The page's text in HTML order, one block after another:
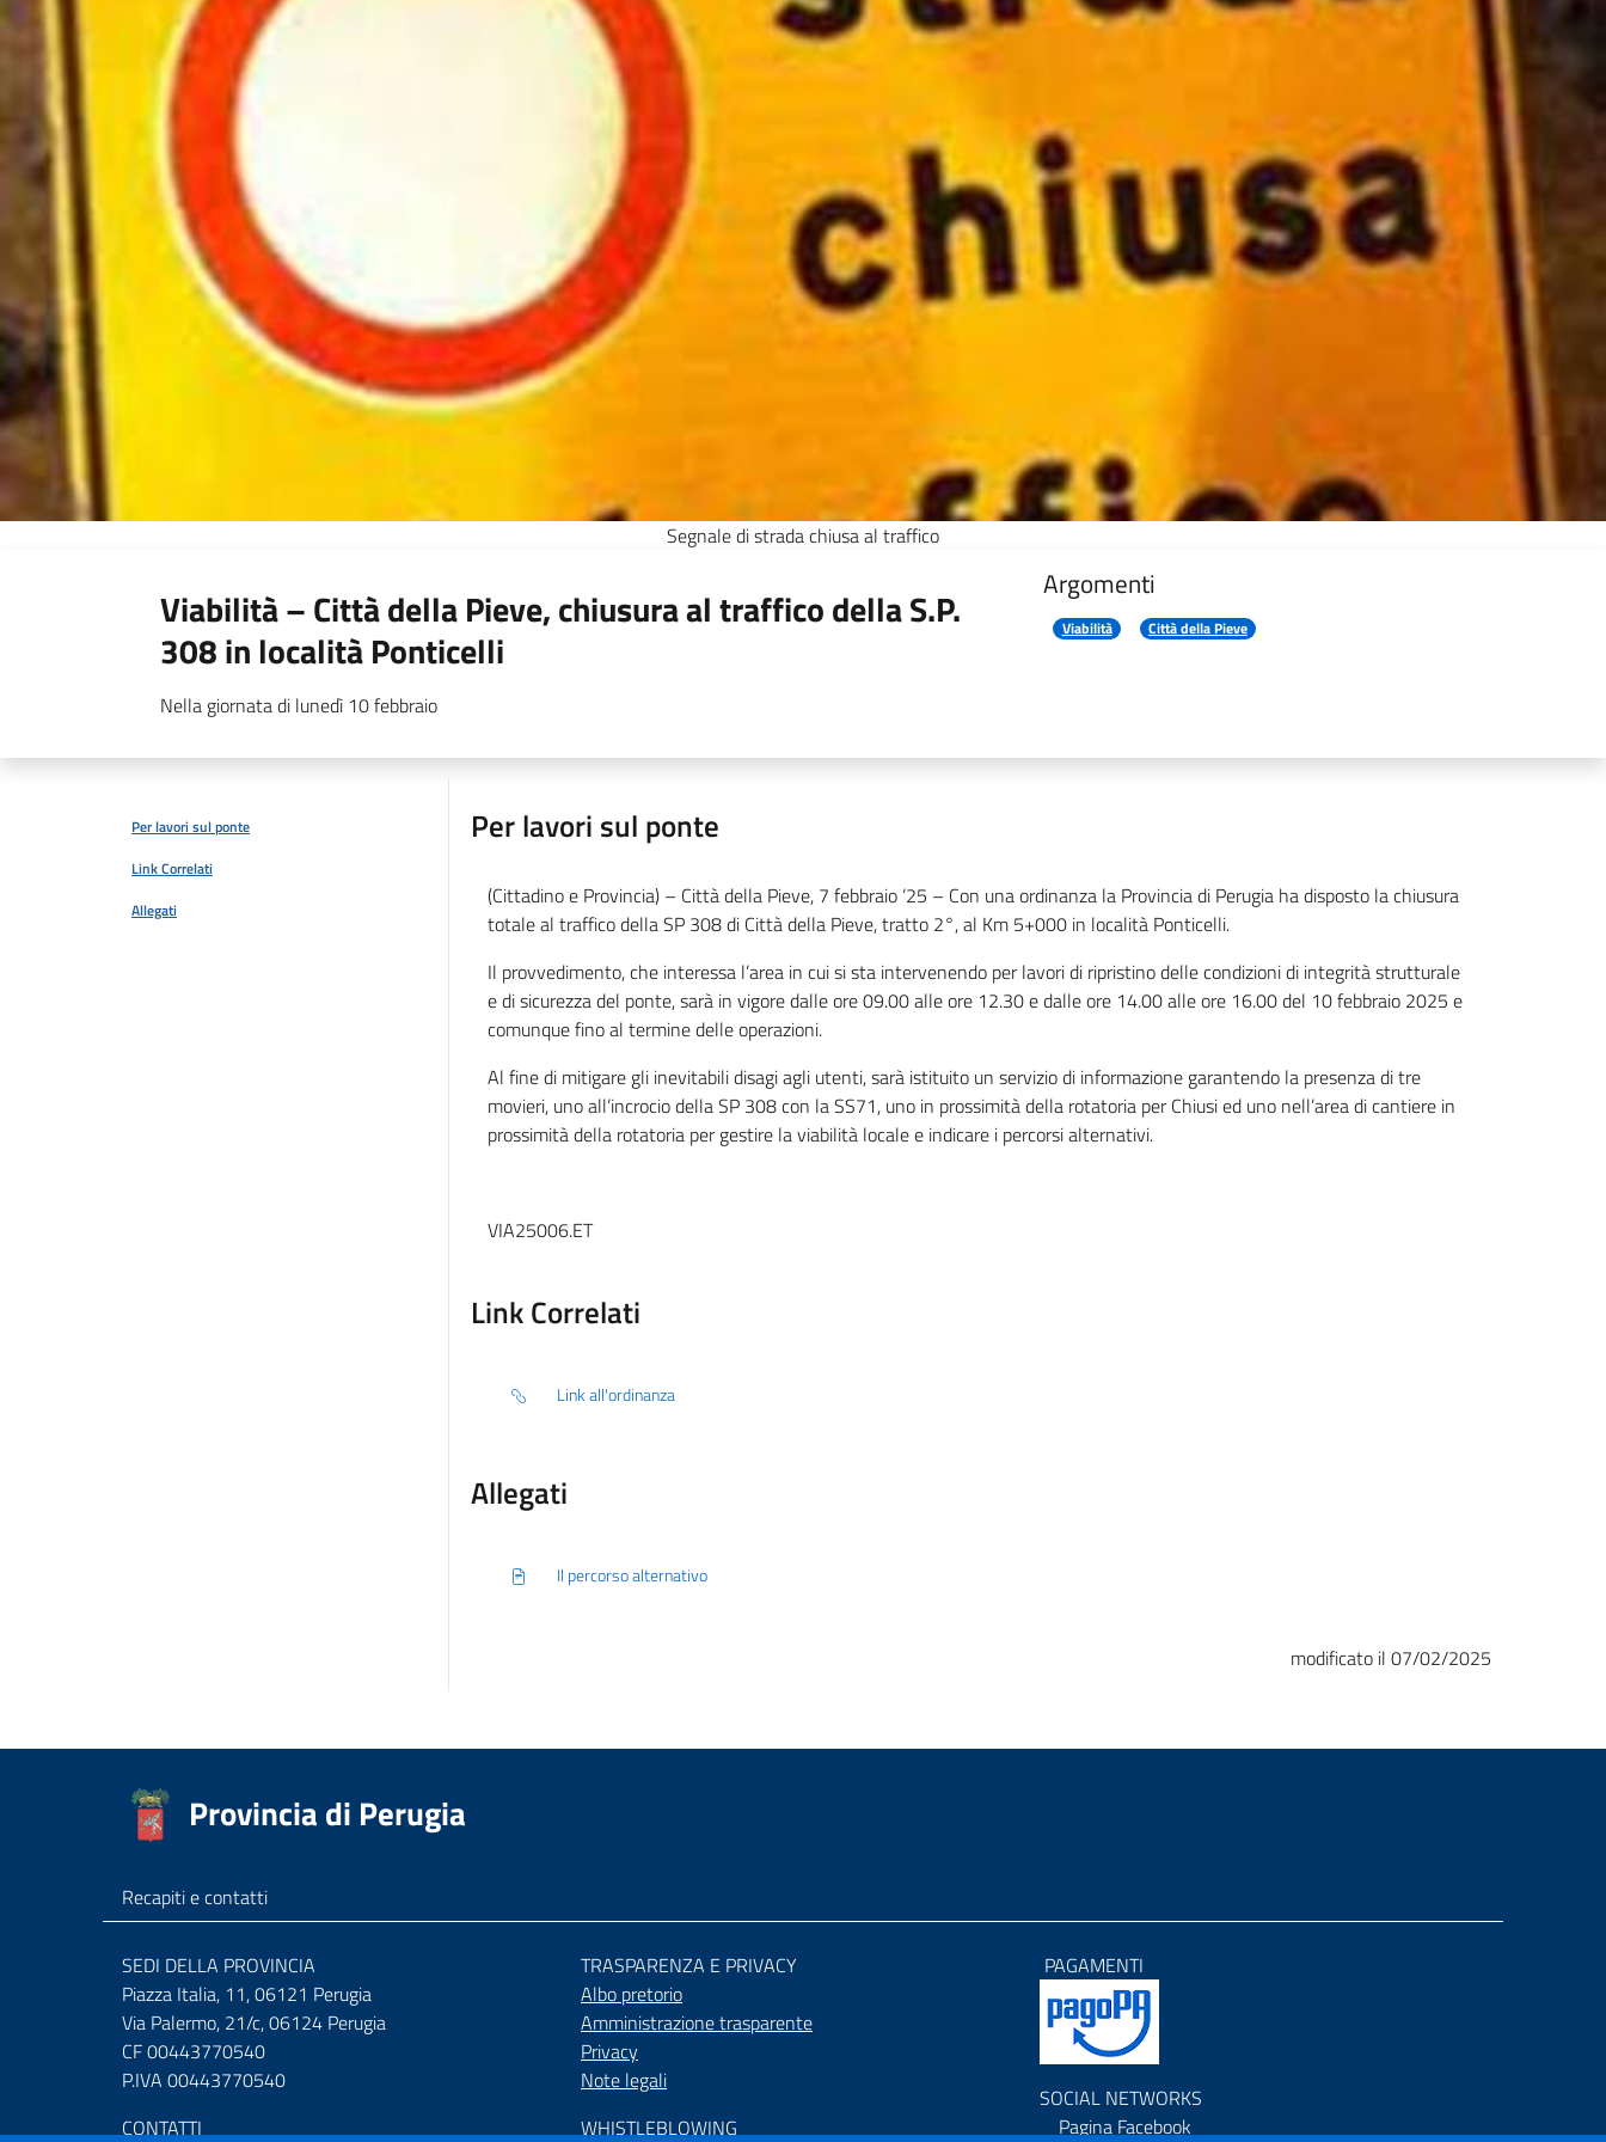
Segnale di strada chiusa al traffico
Viabilità – Città della Pieve, chiusura al traffico della S.P.
308 in località Ponticelli
Nella giornata di lunedì 10 febbraio
Argomenti
Viabilità Città della Pieve
Per lavori sul ponte
Link Correlati
Allegati
Per lavori sul ponte
(Cittadino e Provincia) – Città della Pieve, 7 febbraio ‘25 – Con una ordinanza la Provincia di Perugia ha disposto la chiusura
totale al traffico della SP 308 di Città della Pieve, tratto 2°, al Km 5+000 in località Ponticelli.
Il provvedimento, che interessa l’area in cui si sta intervenendo per lavori di ripristino delle condizioni di integrità strutturale
e di sicurezza del ponte, sarà in vigore dalle ore 09.00 alle ore 12.30 e dalle ore 14.00 alle ore 16.00 del 10 febbraio 2025 e
comunque fino al termine delle operazioni.
Al fine di mitigare gli inevitabili disagi agli utenti, sarà istituito un servizio di informazione garantendo la presenza di tre
movieri, uno all’incrocio della SP 308 con la SS71, uno in prossimità della rotatoria per Chiusi ed uno nell’area di cantiere in
prossimità della rotatoria per gestire la viabilità locale e indicare i percorsi alternativi.
VIA25006.ET
Link Correlati
Link all'ordinanza
Allegati
Il percorso alternativo
modificato il 07/02/2025
Provincia di Perugia
Recapiti e contatti
SEDI DELLA PROVINCIA
Piazza Italia, 11, 06121 Perugia
Via Palermo, 21/c, 06124 Perugia
CF 00443770540
P.IVA 00443770540
CONTATTI
TRASPARENZA E PRIVACY
Albo pretorio
Amministrazione trasparente
Privacy
Note legali
WHISTLEBLOWING
PAGAMENTI
SOCIAL NETWORKS
Pagina Facebook